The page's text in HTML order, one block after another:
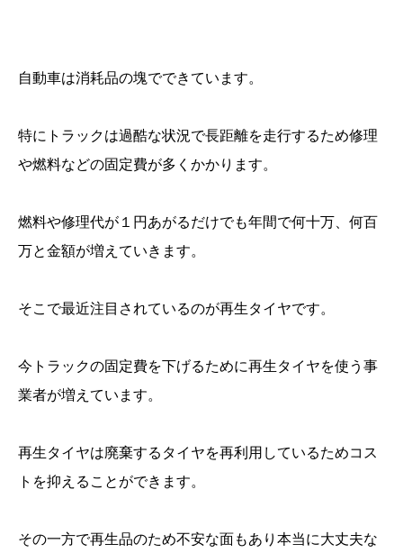
自動車は消耗品の塊でできています。
特にトラックは過酷な状況で長距離を走行するため修理
や燃料などの固定費が多くかかります。
燃料や修理代が１円あがるだけでも年間で何十万、何百
万と金額が増えていきます。
そこで最近注目されているのが再生タイヤです。
今トラックの固定費を下げるために再生タイヤを使う事
業者が増えています。
再生タイヤは廃棄するタイヤを再利用しているためコス
トを抑えることができます。
その一方で再生品のため不安な面もあり本当に大丈夫な